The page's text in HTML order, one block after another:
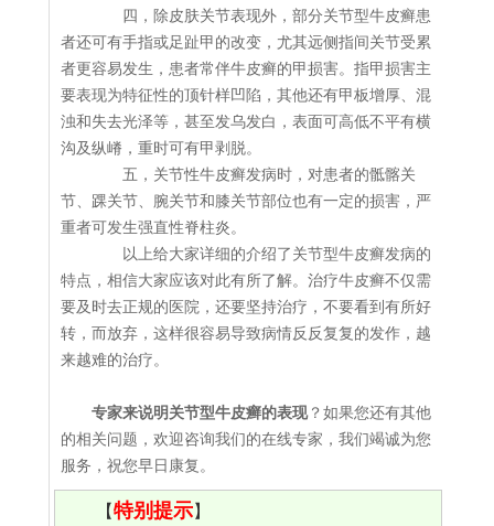
四，除皮肤关节表现外，部分关节型牛皮癣患
者还可有手指或足趾甲的改变，尤其远侧指间关节受累
者更容易发生，患者常伴牛皮癣的甲损害。指甲损害主
要表现为特征性的顶针样凹陷，其他还有甲板增厚、混
浊和失去光泽等，甚至发乌发白，表面可高低不平有横
沟及纵嵴，重时可有甲剥脱。
五，关节性牛皮癣发病时，对患者的骶髂关
节、踝关节、腕关节和膝关节部位也有一定的损害，严
重者可发生强直性脊柱炎。
以上给大家详细的介绍了关节型牛皮癣发病的
特点，相信大家应该对此有所了解。治疗牛皮癣不仅需
要及时去正规的医院，还要坚持治疗，不要看到有所好
转，而放弃，这样很容易导致病情反反复复的发作，越
来越难的治疗。
专家来说明关节型牛皮癣的表现？如果您还有其他
的相关问题，欢迎咨询我们的在线专家，我们竭诚为您
服务，祝您早日康复。
【特别提示】